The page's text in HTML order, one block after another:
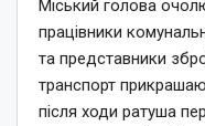
Міський голова
працівники
та представники
транспорт
після ходи ратуша